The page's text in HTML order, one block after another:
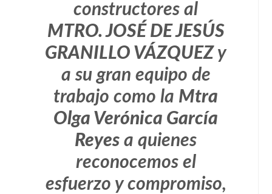
constructores al
MTRO. JOSÉ DE JESÚS
GRANILLO VÁZQUEZ y
a su gran equipo de
trabajo como la Mtra
Olga Verónica García
Reyes a quienes
reconocemos el
esfuerzo y compromiso,